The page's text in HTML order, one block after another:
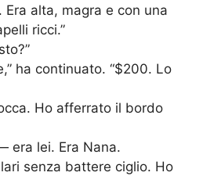
alta, magra e con una
ricci.”
ha continuato. “$200. Lo
Ho afferrato il bordo
era lei. Era Nana.
senza battere ciglio. Ho